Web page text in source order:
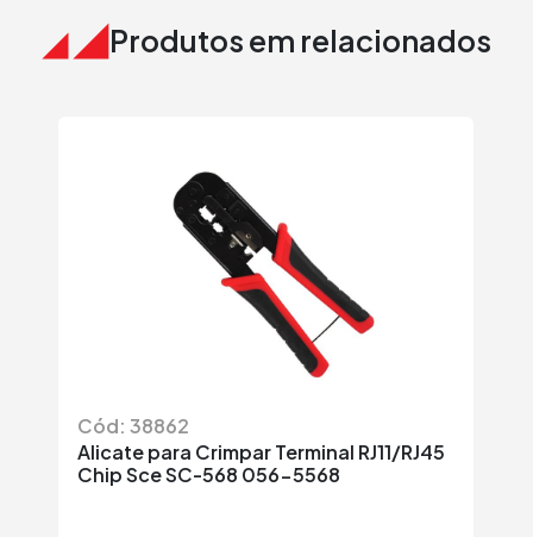
Produtos em relacionados
Cód: 38862
Alicate para Crimpar Terminal RJ11/RJ45
Chip Sce SC-568 056-5568